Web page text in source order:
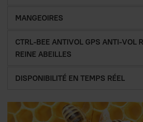
MANGEOIRES
CTRL-BEE ANTIVOL GPS ANTI-VOL
REINE ABEILLES
DISPONIBILITÉ EN TEMPS RÉEL